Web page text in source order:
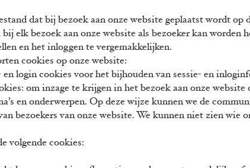
dat bij bezoek aan onze website geplaatst wordt op
elk bezoek aan onze website als bezoeker kan worden
en het inloggen te vergemakkelijken.
cookies op onze website:
en login cookies voor het bijhouden van sessie- en
om inzage te krijgen in het bezoek aan onze
en onderwerpen. Op deze wijze kunnen we de
bezoekers van onze website. We kunnen niet zien wie
volgende cookies: